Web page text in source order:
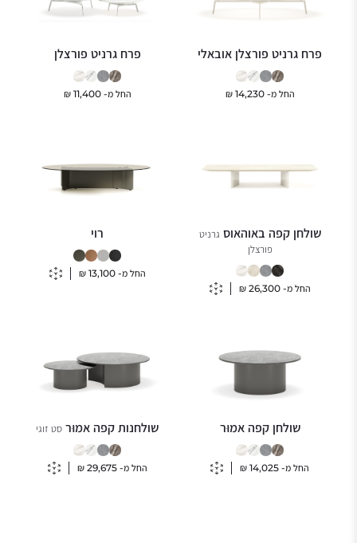
פרח גרניט פורצלן אובאלי
החל מ-14,230
₪
פרח גרניט פורצלן
החל מ-11,400
₪
שולחן קפה באוהאוס גרניט
פורצלן
החל מ-26,300
₪
רוי
החל מ-13,100
₪
שולחן קפה אמוּר
החל מ- 14,025
₪
שולחנות קפה אמוּר סט זוגי
החל מ-29,675
₪